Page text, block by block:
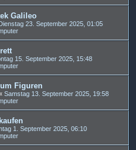
Galileo
23. September 2025, 01:05
15. September 2025, 15:48
Figuren
Samstag 13. September 2025, 19:58
1. September 2025, 06:10